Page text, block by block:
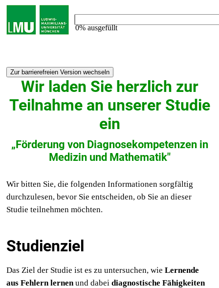
0% ausgefüllt
Wir laden Sie herzlich zur
Teilnahme an unserer Studie
ein
„Förderung von Diagnosekompetenzen in
Medizin und Mathematik"
Wir bitten Sie, die folgenden Informationen sorgfältig
durchzulesen, bevor Sie entscheiden, ob Sie an dieser
Studie teilnehmen möchten.
Studienziel
Das Ziel der Studie ist es zu untersuchen, wie Lernende
aus Fehlern lernenund dabei diagnostische Fähigkeiten